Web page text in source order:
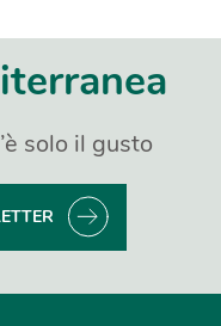
solo il gusto